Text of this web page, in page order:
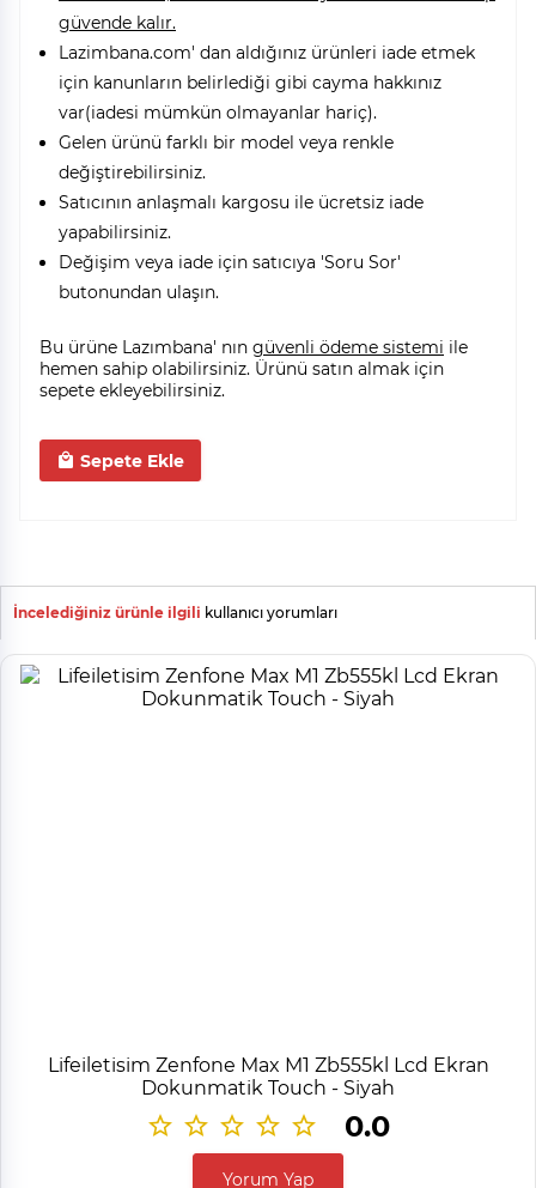
güvende kalır.
Lazimbana.com' dan aldığınız ürünleri iade etmek
için kanunların belirlediği gibi cayma hakkınız
var(iadesi mümkün olmayanlar hariç).
Gelen ürünü farklı bir model veya renkle
değiştirebilirsiniz.
Satıcının anlaşmalı kargosu ile ücretsiz iade
yapabilirsiniz.
Değişim veya iade için satıcıya 'Soru Sor'
butonundan ulaşın.
Bu ürüne Lazımbana' nın güvenli ödeme sistemi ile
hemen sahip olabilirsiniz. Ürünü satın almak için
sepete ekleyebilirsiniz.
Sepete Ekle
İncelediğiniz ürünle ilgili kullanıcı yorumları
Lifeiletisim Zenfone Max M1 Zb555kl Lcd Ekran
Dokunmatik Touch - Siyah
0.0
Yorum Yap